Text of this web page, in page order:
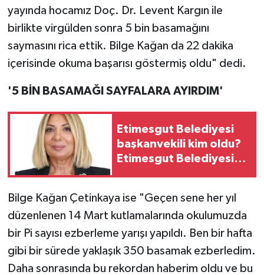
yayında hocamız Doç. Dr. Levent Kargın ile
birlikte virgülden sonra 5 bin basamağını
saymasını rica ettik. Bilge Kağan da 22 dakika
içerisinde okuma başarısı göstermiş oldu" dedi.
'5 BİN BASAMAĞI SAYFALARA AYIRDIM'
Etimesgut Belediyesi
başkanvekili kim oldu?
Etimesgut Belediyesi
Bilge Kağan Çetinkaya ise "Geçen sene her yıl
düzenlenen 14 Mart kutlamalarında okulumuzda
bir Pi sayısı ezberleme yarışı yapıldı. Ben bir hafta
gibi bir sürede yaklaşık 350 basamak ezberledim.
Daha sonrasında bu rekordan haberim oldu ve bu